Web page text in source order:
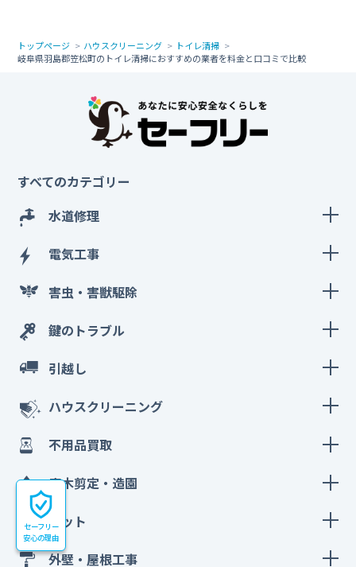
トップページ ハウスクリーニング
トイレ清掃
岐阜県羽島郡笠松町のトイレ清掃におすすめの業者を料金と口コミで比較
セーフリー
安心の理由
すべてのカテゴリー
水道修理
電気工事
害虫・害獣駆除
鍵のトラブル
引越し
ハウスクリーニング
不用品買取
庭木剪定・造園
ペット
外壁・屋根工事